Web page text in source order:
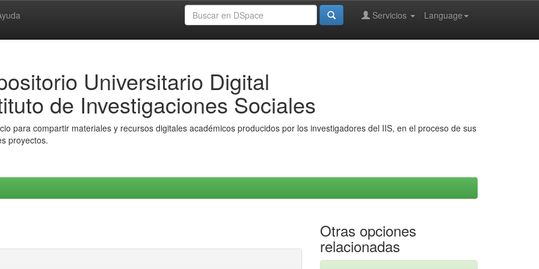
Language
Servicios
Universitario Digital
de Investigaciones Sociales
para compartir materiales y recursos digitales académicos producidos por los investigadores del IIS, en el proceso de sus
proyectos.
Otras opciones
relacionadas